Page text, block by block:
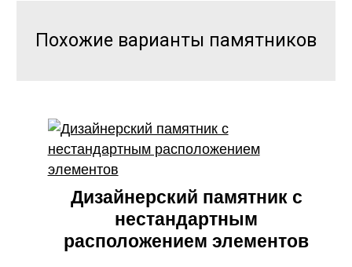
Похожие варианты памятников
Дизайнерский памятник с
нестандартным
расположением элементов